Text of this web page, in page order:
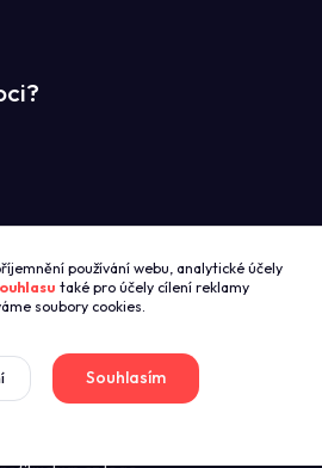
používání webu, analytické účely
také pro účely cílení reklamy
soubory cookies.
Souhlasím